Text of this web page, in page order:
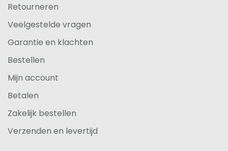
Retourneren
Veelgestelde vragen
Garantie en klachten
Bestellen
Mijn account
Betalen
Zakelijk bestellen
Verzenden en levertijd